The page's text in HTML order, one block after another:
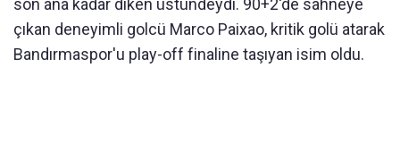
çıkan deneyimli golcü Marco Paixao, kritik golü atarak
Bandırmaspor'u play-off finaline taşıyan isim oldu.